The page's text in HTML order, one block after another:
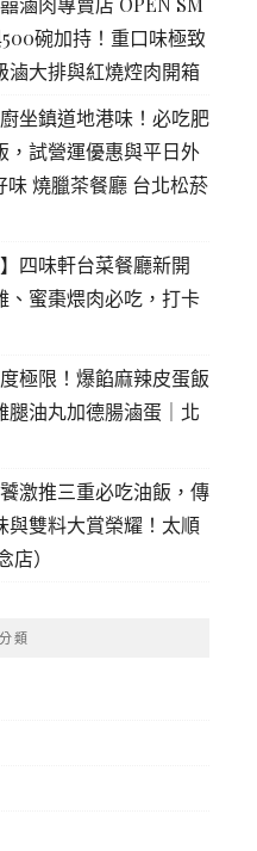
碗加持！重口味極致
滷大排與紅燒焢肉開箱
坐鎮道地港味！必吃肥
，試營運優惠與平日外
味 燒臘茶餐廳 台北松菸
四味軒台菜餐廳新開
、蜜棗煨肉必吃，打卡
極限！爆餡麻辣皮蛋飯
腿油丸加德腸滷蛋｜北
激推三重必吃油飯，傳
與雙料大賞榮耀！太順
）
分類